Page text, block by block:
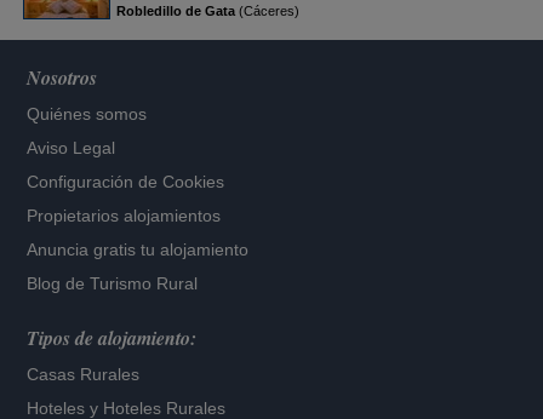
Robledillo de Gata(Cáceres)
Nosotros
Quiénes somos
Aviso Legal
Configuración de Cookies
Propietarios alojamientos
Anuncia gratis tu alojamiento
Blog de Turismo Rural
Tipos de alojamiento:
Casas Rurales
Hoteles y Hoteles Rurales